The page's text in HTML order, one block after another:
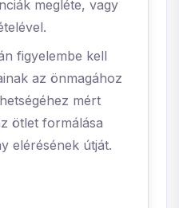
megléte, vagy
figyelembe kell
az önmagához
mért
ötlet formálása
elérésének útját.